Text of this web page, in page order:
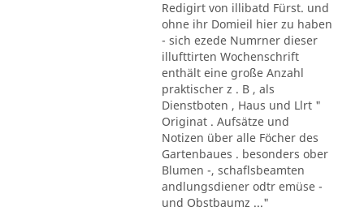
Redigirt von illibatd Fürst. und
ohne ihr Domieil hier zu haben
- sich ezede Numrner dieser
illufttirten Wochenschrift
enthält eine große Anzahl
praktischer z . B , als
Dienstboten , Haus und Llrt "
Originat . Aufsätze und
Notizen über alle Föcher des
Gartenbaues . besonders ober
Blumen -, schaflsbeamten
andlungsdiener odtr emüse -
und Obstbaumz ..."